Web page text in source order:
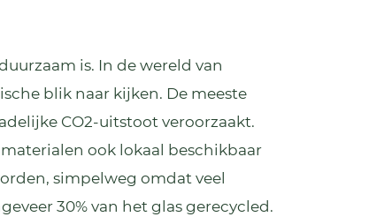
is. In de wereld van
blik naar kijken. De meeste
CO2-uitstoot veroorzaakt.
ook lokaal beschikbaar
simpelweg omdat veel
30% van het glas gerecycled.